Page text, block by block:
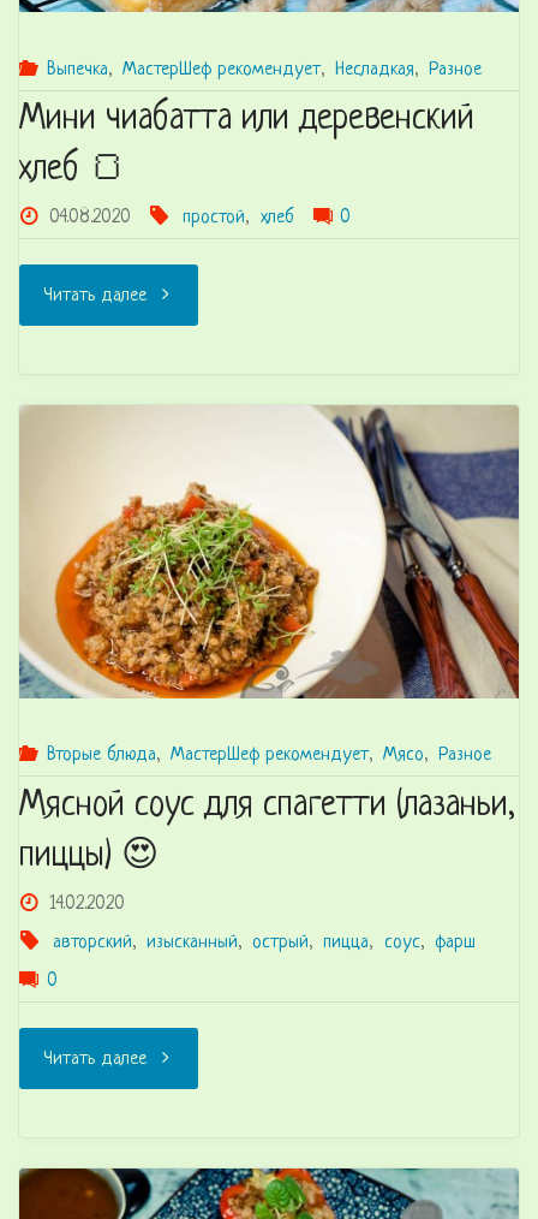
Выпечка, МастерШеф рекомендует, Несладкая, Разное
Мини чиабатта или деревенский
хлеб 🍞
04.08.2020 простой, хлеб 0
Читать далее"Мини
или
хлеб
🍞"
Вторые блюда, МастерШеф рекомендует, Мясо, Разное
Мясной соус для спагетти (лазаньи,
пиццы) 😍
14.02.2020
авторский, изысканный, острый, пицца, соус, фарш
0
Читать далее"Мясной
для